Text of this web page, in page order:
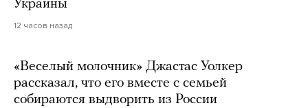
Украины
12 часов назад
«Веселый молочник» Джастас Уолкер
рассказал, что его вместе с семьей
собираются выдворить из России